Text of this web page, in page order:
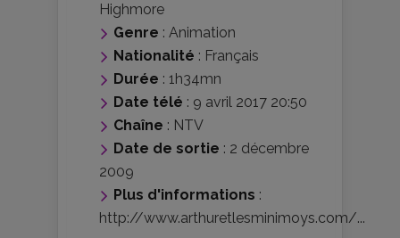
Highmore
Genre : Animation
Nationalité : Français
Durée : 1h34mn
Date télé : 9 avril 2017 20:50
Chaîne : NTV
Date de sortie : 2 décembre
2009
Plus d'informations :
http://www.arthuretlesminimoys.com/...